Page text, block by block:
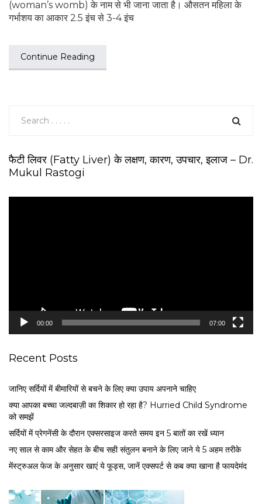
(woman’s womb) के नाम से भी जाना जाता है। औसतन महिला के
गर्भाशय का आकार 2.5 इंच से 3-4 इंच
Continue Reading
फैटी लिवर (Fatty Liver) के लक्षण, कारण, उपचार, इलाज – Dr.
Mukul Rastogi
00:00 07:00
Recent Posts
जानिए सर्दियों में बीमारियों से बचने के लिए क्या उपाय अपनाने चाहिए
क्या आपका बच्चा जल्दबाज़ी का शिकार हो रहा है? Hurried Child Syndrome
को समझें
सर्द‍ियों में प्रेगनेंसी के दौरान एक्सरसाइज करते समय इन 5 बातों का रखें ध्यान
नए साल से काम और सेहत के बीच सही संतुलन बनाने के लिए जाने ये 5 अहम तरीके
मेंस्ट्रुअल फेज के अनुसार खाएं ये फूड्स, जानें एक्सपर्ट से कब क्या खाना है फायदेमंद